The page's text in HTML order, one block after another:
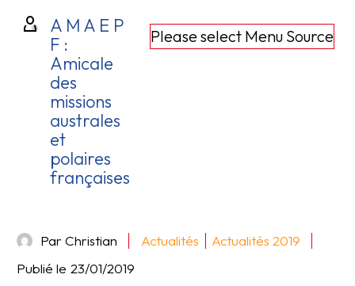
Please select Menu Source
A M A E P
F :
Amicale
des
missions
australes
et
polaires
françaises
Par Christian Actualités
Actualités 2019
Publié le 23/01/2019